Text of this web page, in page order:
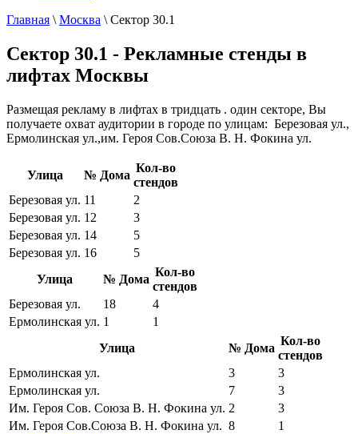
Главная \ Москва \ Сектор 30.1
Сектор 30.1 - Рекламные стенды в
лифтах Москвы
Размещая рекламу в лифтах в тридцать . один секторе, Вы
получаете охват аудитории в городе по улицам: Березовая ул.,
Ермолинская ул.,им. Героя Сов.Союза В. Н. Фокина ул.
Улица № Дома
Кол-во
стендов
Березовая ул. 11
2
Березовая ул. 12
3
Березовая ул. 14
5
Березовая ул. 16
5
Улица
№ Дома
Кол-во
стендов
Березовая ул.
18
4
Ермолинская ул. 1
1
Улица
№ Дома
Кол-во
стендов
Ермолинская ул.
3
3
Ермолинская ул.
7
3
Им. Героя Сов. Союза В. Н. Фокина ул. 2
3
Им. Героя Сов.Союза В. Н. Фокина ул. 8
1